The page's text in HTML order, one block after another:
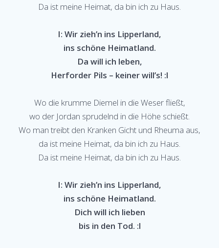
Da ist meine Heimat, da bin ich zu Haus.
I: Wir zieh’n ins Lipperland,
ins schöne Heimatland.
Da will ich leben,
Herforder Pils – keiner will’s! :l
Wo die krumme Diemel in die Weser fließt,
wo der Jordan sprudelnd in die Höhe schießt.
Wo man treibt den Kranken Gicht und Rheuma aus,
da ist meine Heimat, da bin ich zu Haus.
Da ist meine Heimat, da bin ich zu Haus.
I: Wir zieh’n ins Lipperland,
ins schöne Heimatland.
Dich will ich lieben
bis in den Tod. :l